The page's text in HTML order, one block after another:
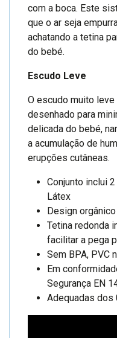
com a boca. Este
que o ar seja
achatando a tetina
do bebé.
Escudo Leve
O escudo muito
desenhado para
delicada do bebé,
a acumulação de
erupções cutâneas.
Conjunto inclui
Látex
Design
Tetina redonda
facilitar a pega
Sem BPA, PVC
Em
Segurança EN
Adequadas dos